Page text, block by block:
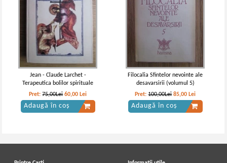
Jean - Claude Larchet -
Terapeutica bolilor spirituale
Pret:75,00Lei 60,00 Lei
Adaugă în coș
Filocalia Sfintelor nevointe ale
desavarsirii (volumul 5)
Pret:100,00Lei 85,00 Lei
Adaugă în coș